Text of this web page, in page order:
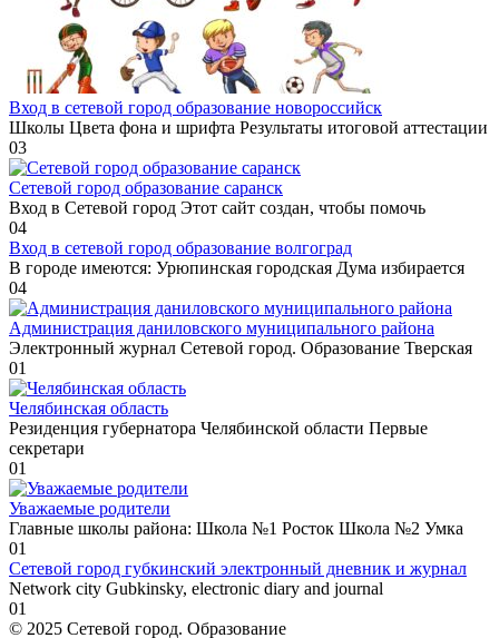
Вход в сетевой город образование новороссийск
Школы Цвета фона и шрифта Результаты итоговой аттестации
03
Сетевой город образование саранск
Вход в Сетевой город Этот сайт создан, чтобы помочь
04
Вход в сетевой город образование волгоград
В городе имеются: Урюпинская городская Дума избирается
04
Администрация даниловского муниципального района
Электронный журнал Сетевой город. Образование Тверская
01
Челябинская область
Резиденция губернатора Челябинской области Первые
секретари
01
Уважаемые родители
Главные школы района: Школа №1 Росток Школа №2 Умка
01
Сетевой город губкинский электронный дневник и журнал
Network city Gubkinsky, electronic diary and journal
01
© 2025 Сетевой город. Образование